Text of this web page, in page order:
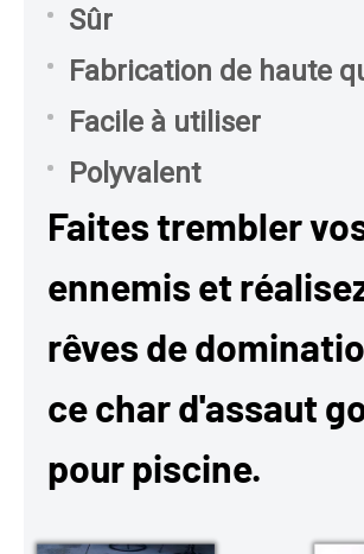
Sûr
Fabrication de haute
Facile à utiliser
Polyvalent
Faites trembler
ennemis et
rêves de
ce char d'assaut
pour piscine.